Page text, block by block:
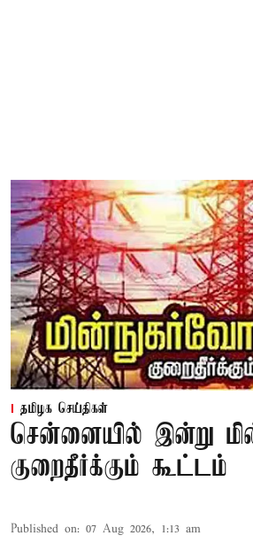
தமிழக செய்திகள்
சென்னையில் இன்று
குறைதீர்க்கும் கூட்டம்
Published on: 07 Aug 2026, 1:13 am